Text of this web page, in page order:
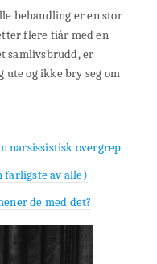
behandling er en stor
flere tiår med en
samlivsbrudd, er
ute og ikke bry seg om
narsissistisk overgrep
farligste av alle)
de med det?